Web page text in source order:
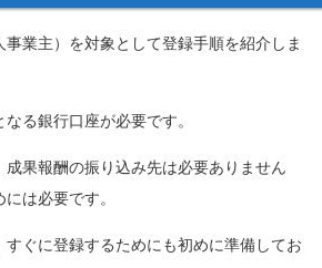
業主）を対象として登録手順を紹介しま
る銀行口座が必要です。
成果報酬の振り込み先は必要ありません
は必要です。
すぐに登録するためにも初めに準備してお